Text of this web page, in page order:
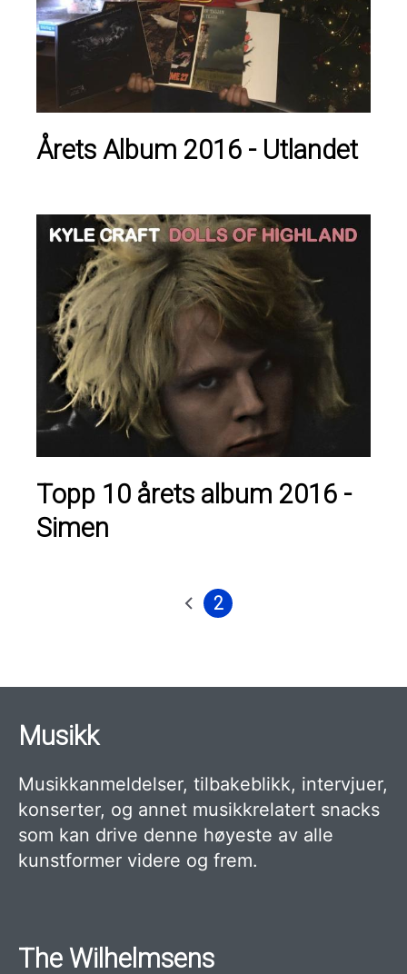
Årets Album 2016 - Utlandet
Topp 10 årets album 2016 -
Simen
ForrigeNåværende
2
Musikk
Musikkanmeldelser, tilbakeblikk, intervjuer,
konserter, og annet musikkrelatert snacks
som kan drive denne høyeste av alle
kunstformer videre og frem.
The Wilhelmsens